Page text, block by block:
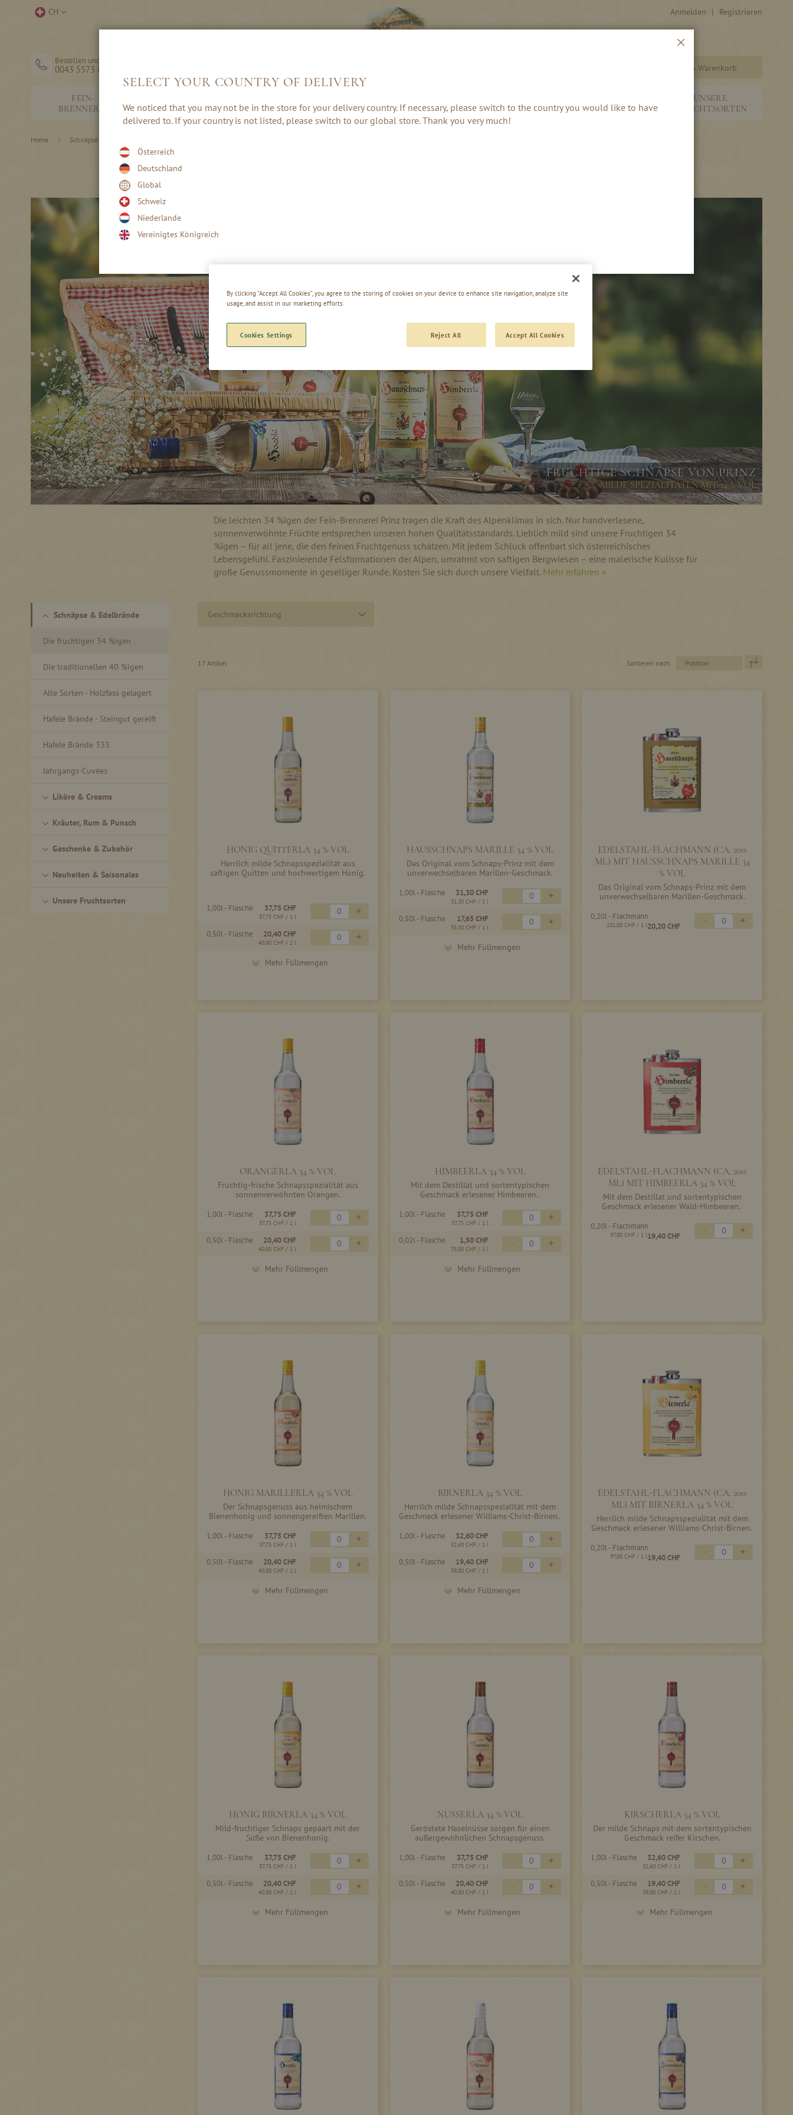
Direkt
Anmelden Registrieren
Store CH
Bestellen und Hilfe
0043 5573 82203 Warenkorb
FEIN-
BRENNEREI
EDELBRÄNDE
CREAMS
& PUNSCH
ZUBEHÖR
SAISONALES
UNSERE
FRUCHTSORTEN
Home Schnäpse & Edelbrände
FRUCHTIGE SCHNÄPSE VON PRINZ
MILDE SPEZIALITÄTEN MIT 34 % VOL
Die leichten 34 %igen der Fein-Brennerei Prinz tragen die Kraft des Alpenklimas in sich. Nur handverlesene,
sonnenverwöhnte Früchte entsprechen unseren hohen Qualitätsstandards. Lieblich mild sind unsere Fruchtigen 34
%igen – für all jene, die den feinen Fruchtgenuss schätzen. Mit jedem Schluck offenbart sich österreichisches
Lebensgefühl. Faszinierende Felsformationen der Alpen, umrahmt von saftigen Bergwiesen – eine malerische Kulisse für
große Genussmomente in geselliger Runde. Kosten Sie sich durch unsere Vielfalt. Mehr erfahren »
Geschmacksrichtung
17 Artikel Sortieren nach
HONIG QUITTERLA 34 % VOL
Herrlich milde Schnapsspezialität aus
saftigen Quitten und hochwertigem Honig.
1,00l - Flasche 37,75 CHF
37,75 CHF / 1 l - +
0,50l - Flasche 20,40 CHF
40,80 CHF / 1 l - +
Mehr Füllmengen
HAUSSCHNAPS MARILLE 34 % VOL
Das Original vom Schnaps-Prinz mit dem
unverwechselbaren Marillen-Geschmack.
1,00l - Flasche 31,30 CHF
31,30 CHF/ 1 l - +
0,50l - Flasche 17,65 CHF
35,30 CHF/ 1 l - +
Mehr Füllmengen
EDELSTAHL-FLACHMANN (CA. 200
ML) MIT HAUSSCHNAPS MARILLE 34
% VOL
Das Original vom Schnaps-Prinz mit dem
unverwechselbaren Marillen-Geschmack.
0,20l - Flachmann
20,20 CHF
101,00 CHF / 1 l - +
ORANGERLA 34 % VOL
Fruchtig-frische Schnapsspezialität aus
sonnenverwöhnten Orangen.
1,00l - Flasche 37,75 CHF
37,75 CHF / 1 l - +
0,50l - Flasche 20,40 CHF
40,80 CHF / 1 l - +
Mehr Füllmengen
HIMBEERLA 34 % VOL
Mit dem Destillat und sortentypischen
Geschmack erlesener Himbeeren.
1,00l - Flasche 37,75 CHF
37,75 CHF/ 1 l - +
0,02l - Flasche 1,50 CHF
75,00 CHF/ 1 l - +
Mehr Füllmengen
EDELSTAHL-FLACHMANN (CA. 200
ML) MIT HIMBEERLA 34 % VOL
Mit dem Destillat und sortentypischen
Geschmack erlesener Wald-Himbeeren.
0,20l - Flachmann
19,40 CHF
97,00 CHF / 1 l - +
HONIG MARILLERLA 34 % VOL
Der Schnapsgenuss aus heimischem
Bienenhonig und sonnengereiften Marillen.
1,00l - Flasche 37,75 CHF
37,75 CHF / 1 l - +
0,50l - Flasche 20,40 CHF
40,80 CHF / 1 l - +
Mehr Füllmengen
BIRNERLA 34 % VOL
Herrlich milde Schnapsspezialität mit dem
Geschmack erlesener Williams-Christ-Birnen.
1,00l - Flasche 32,60 CHF
32,60 CHF/ 1 l - +
0,50l - Flasche 19,40 CHF
38,80 CHF/ 1 l - +
Mehr Füllmengen
EDELSTAHL-FLACHMANN (CA. 200
ML) MIT BIRNERLA 34 % VOL
Herrlich milde Schnapsspezialität mit dem
Geschmack erlesener Williams-Christ-Birnen.
0,20l - Flachmann
19,40 CHF
97,00 CHF / 1 l - +
HONIG BIRNERLA 34 % VOL
Mild-fruchtiger Schnaps gepaart mit der
Süße von Bienenhonig.
1,00l - Flasche 37,75 CHF
37,75 CHF / 1 l - +
0,50l - Flasche 20,40 CHF
40,80 CHF / 1 l - +
Mehr Füllmengen
NUSSERLA 34 % VOL
Geröstete Haselnüsse sorgen für einen
außergewöhnlichen Schnapsgenuss.
1,00l - Flasche 37,75 CHF
37,75 CHF/ 1 l - +
0,50l - Flasche 20,40 CHF
40,80 CHF/ 1 l - +
Mehr Füllmengen
KIRSCHERLA 34 % VOL
Der milde Schnaps mit dem sortentypischen
Geschmack reifer Kirschen.
1,00l - Flasche 32,60 CHF
32,60 CHF / 1 l - +
0,50l - Flasche 19,40 CHF
38,80 CHF / 1 l - +
Mehr Füllmengen
Schnäpse & Edelbrände
Die fruchtigen 34 %igen
Die traditionellen 40 %igen
Alte Sorten - Holzfass gelagert
Hafele Brände - Steingut gereift
Hafele Brände 333
Jahrgangs-Cuvées
Liköre & Creams
Kräuter, Rum & Punsch
Geschenke & Zubehör
Neuheiten & Saisonales
Unsere Fruchtsorten
By clicking “Accept All Cookies”, you agree to the storing of cookies on your device to enhance site navigation, analyze site
usage, and assist in our marketing efforts.
Cookies Settings Reject All Accept All Cookies
SELECT YOUR COUNTRY OF DELIVERY
We noticed that you may not be in the store for your delivery country. If necessary, please switch to the country you would like to have
delivered to. If your country is not listed, please switch to our global store. Thank you very much!
Österreich
Deutschland
Global
Schweiz
Niederlande
Vereinigtes Königreich